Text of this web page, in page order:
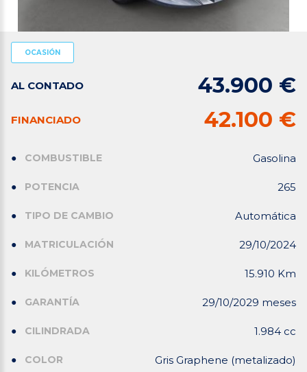
OCASIÓN
AL CONTADO 43.900 €
FINANCIADO 42.100 €
COMBUSTIBLE Gasolina
POTENCIA 265
TIPO DE CAMBIO Automática
MATRICULACIÓN 29/10/2024
KILÓMETROS 15.910 Km
GARANTÍA 29/10/2029 meses
CILINDRADA 1.984 cc
COLOR Gris Graphene (metalizado)